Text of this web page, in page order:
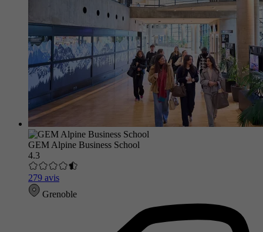
GEM Alpine Business School
4.3
279 avis
Grenoble